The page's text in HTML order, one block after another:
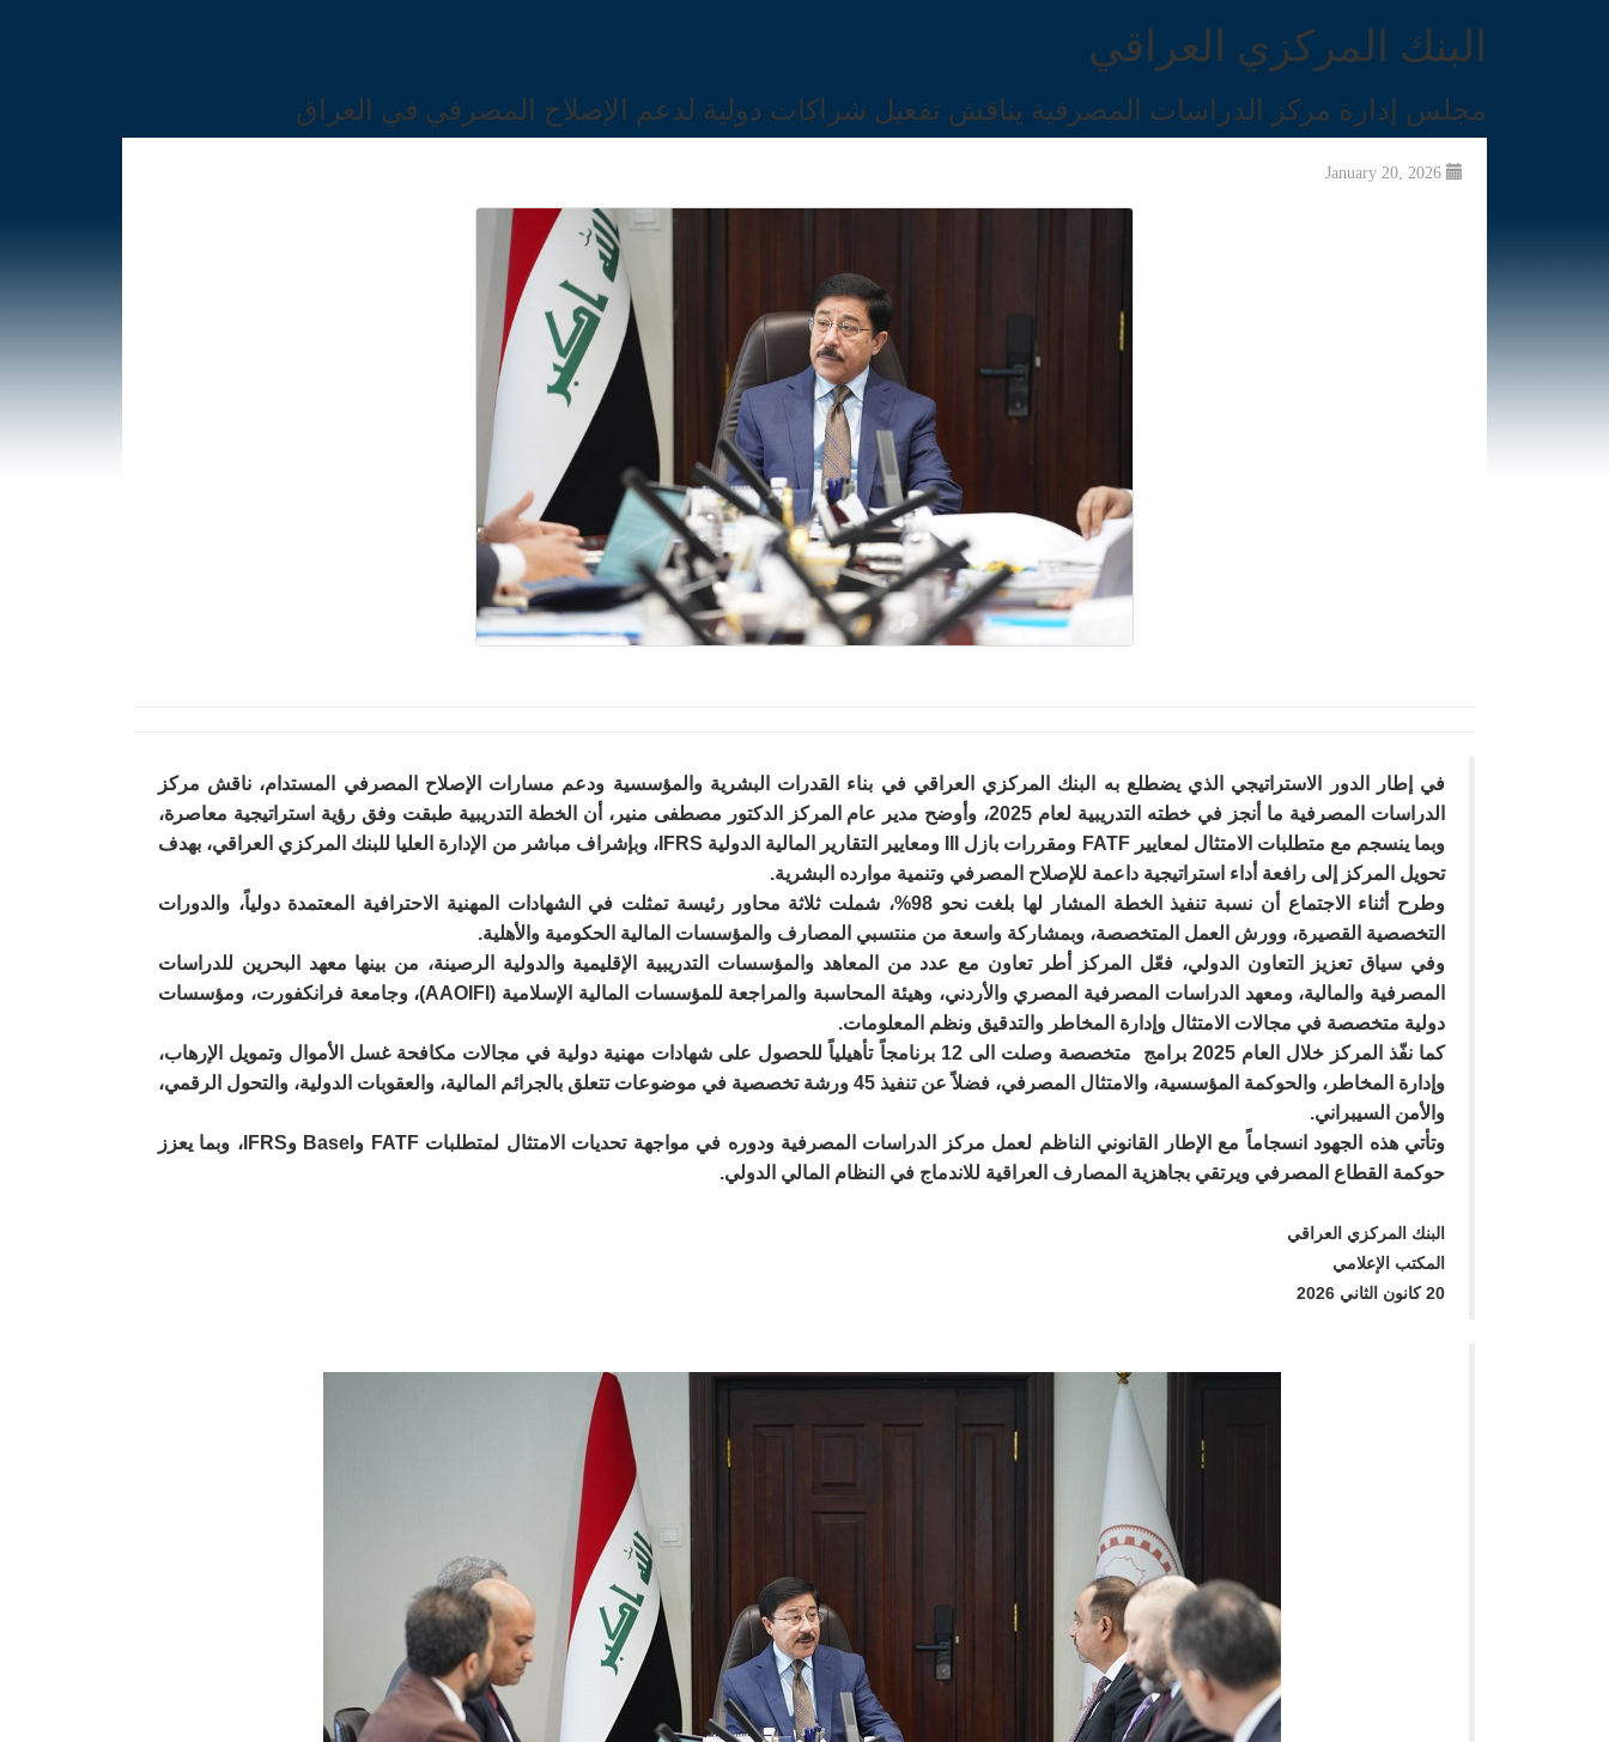
البنك المركزي العراقي
مجلس إدارة مركز الدراسات المصرفية يناقش تفعيل شراكات دولية لدعم الإصلاح المصرفي في العراق
في إطار الدور الاستراتيجي الذي يضطلع به البنك المركزي العراقي في بناء القدرات البشرية والمؤسسية ودعم مسارات الإصلاح المصرفي المستدام، ناقش مركز
الدراسات المصرفية ما أنجز في خطته التدريبية لعام 2025، وأوضح مدير عام المركز الدكتور مصطفى منير، أن الخطة التدريبية طبقت وفق رؤية استراتيجية معاصرة،
وبما ينسجم مع متطلبات الامتثال لمعايير FATF ومقررات بازل III ومعايير التقارير المالية الدولية IFRS، وبإشراف مباشر من الإدارة العليا للبنك المركزي العراقي، بهدف
تحويل المركز إلى رافعة أداء استراتيجية داعمة للإصلاح المصرفي وتنمية موارده البشرية.
وطرح أثناء الاجتماع أن نسبة تنفيذ الخطة المشار لها بلغت نحو 98%، شملت ثلاثة محاور رئيسة تمثلت في الشهادات المهنية الاحترافية المعتمدة دولياً، والدورات
التخصصية القصيرة، وورش العمل المتخصصة، وبمشاركة واسعة من منتسبي المصارف والمؤسسات المالية الحكومية والأهلية.
وفي سياق تعزيز التعاون الدولي، فعّل المركز أطر تعاون مع عدد من المعاهد والمؤسسات التدريبية الإقليمية والدولية الرصينة، من بينها معهد البحرين للدراسات
المصرفية والمالية، ومعهد الدراسات المصرفية المصري والأردني، وهيئة المحاسبة والمراجعة للمؤسسات المالية الإسلامية (AAOIFI)، وجامعة فرانكفورت، ومؤسسات
دولية متخصصة في مجالات الامتثال وإدارة المخاطر والتدقيق ونظم المعلومات.
كما نفّذ المركز خلال العام 2025 برامج متخصصة وصلت الى 12 برنامجاً تأهيلياً للحصول على شهادات مهنية دولية في مجالات مكافحة غسل الأموال وتمويل الإرهاب،
وإدارة المخاطر، والحوكمة المؤسسية، والامتثال المصرفي، فضلاً عن تنفيذ 45 ورشة تخصصية في موضوعات تتعلق بالجرائم المالية، والعقوبات الدولية، والتحول الرقمي،
والأمن السيبراني.
وتأتي هذه الجهود انسجاماً مع الإطار القانوني الناظم لعمل مركز الدراسات المصرفية ودوره في مواجهة تحديات الامتثال لمتطلبات FATF وBasel وIFRS، وبما يعزز
حوكمة القطاع المصرفي ويرتقي بجاهزية المصارف العراقية للاندماج في النظام المالي الدولي.
البنك المركزي العراقي
المكتب الإعلامي
20 كانون الثاني 2026